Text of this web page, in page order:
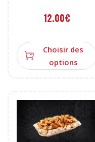
12.00€
Choisir des
options